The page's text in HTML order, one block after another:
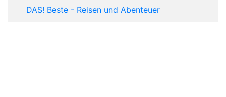
DAS! Beste - Reisen und Abenteuer